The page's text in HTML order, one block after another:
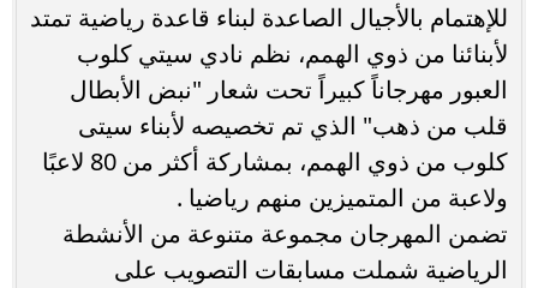
للإهتمام بالأجيال الصاعدة لبناء قاعدة رياضية تمتد
لأبنائنا من ذوي الهمم، نظم نادي سيتي كلوب
العبور مهرجاناً كبيراً تحت شعار "نبض الأبطال
قلب من ذهب" الذي تم تخصيصه لأبناء سيتى
كلوب من ذوي الهمم، بمشاركة أكثر من 80 لاعبًا
ولاعبة من المتميزين منهم رياضيا .
تضمن المهرجان مجموعة متنوعة من الأنشطة
الرياضية شملت مسابقات التصويب على